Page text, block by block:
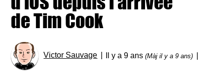
de Tim Cook
Victor Sauvage Il y a 9 ans(Màj il y a 9 ans)